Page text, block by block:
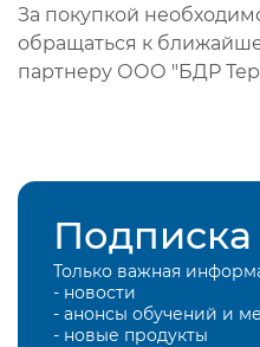
За покупкой
обращаться к
партнеру ООО "БДР
Подписка
Только важная
- новости
- анонсы обучений и
- новые продукты